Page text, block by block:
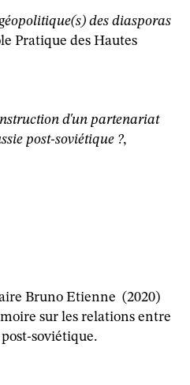
des diasporas
Pratique des Hautes
d'un partenariat
post-soviétique ?,
Bruno Etienne (2020)
sur les relations entre
soviétique.